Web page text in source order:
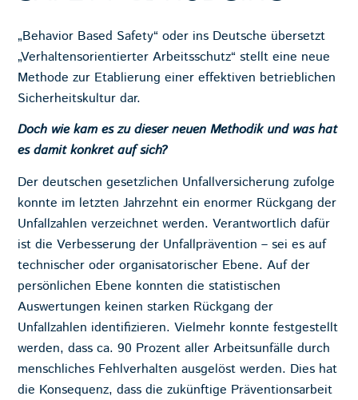
„Behavior Based Safety“ oder ins Deutsche übersetzt
„Verhaltensorientierter Arbeitsschutz“ stellt eine neue
Methode zur Etablierung einer effektiven betrieblichen
Sicherheitskultur dar.
Doch wie kam es zu dieser neuen Methodik und was hat
es damit konkret auf sich?
Der deutschen gesetzlichen Unfallversicherung zufolge
konnte im letzten Jahrzehnt ein enormer Rückgang der
Unfallzahlen verzeichnet werden. Verantwortlich dafür
ist die Verbesserung der Unfallprävention – sei es auf
technischer oder organisatorischer Ebene. Auf der
persönlichen Ebene konnten die statistischen
Auswertungen keinen starken Rückgang der
Unfallzahlen identifizieren. Vielmehr konnte festgestellt
werden, dass ca. 90 Prozent aller Arbeitsunfälle durch
menschliches Fehlverhalten ausgelöst werden. Dies hat
die Konsequenz, dass die zukünftige Präventionsarbeit